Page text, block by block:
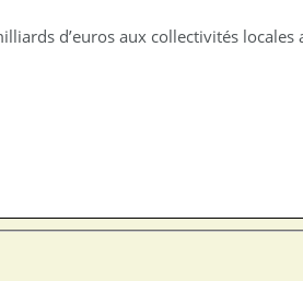
d’euros aux collectivités locales